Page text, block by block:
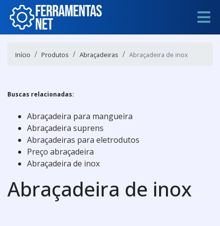
Início Produtos Abraçadeiras Abraçadeira de inox
Buscas relacionadas:
Abraçadeira para mangueira
Abraçadeira suprens
Abraçadeiras para eletrodutos
Preço abraçadeira
Abraçadeira de inox
Abraçadeira de inox